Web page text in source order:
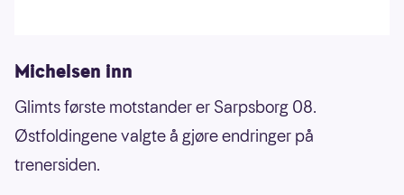
Michelsen inn
Glimts første motstander er Sarpsborg 08.
Østfoldingene valgte å gjøre endringer på
trenersiden.